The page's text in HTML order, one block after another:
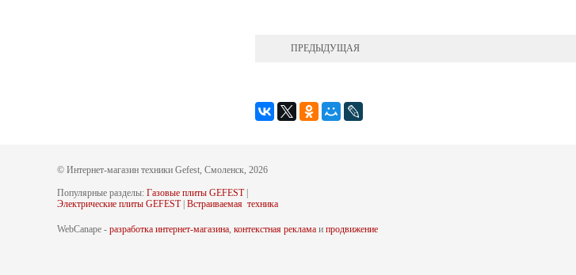
ПРЕДЫДУЩАЯ
© Интернет-магазин техники Gefest, Смоленск, 2026
Популярные разделы: Газовые плиты GEFEST|
Электрические плиты GEFEST| Встраиваемая техника
WebCanape - разработка интернет-магазина, контекстная реклама и продвижение